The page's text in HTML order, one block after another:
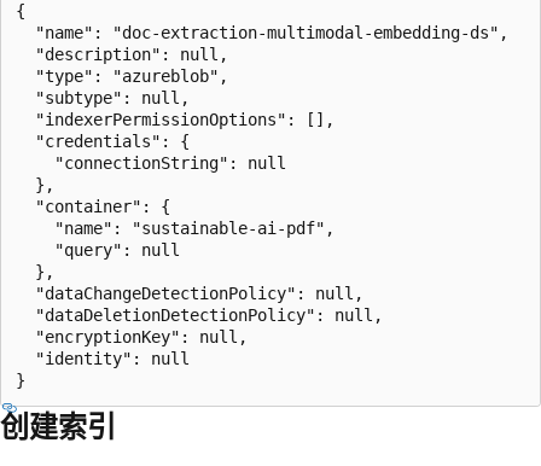
{
  "name": "doc-extraction-multimodal-embedding-ds",
  "description": null,
  "type": "azureblob",
  "subtype": null,
  "indexerPermissionOptions": [],
  "credentials": {
    "connectionString": null
  },
  "container": {
    "name": "sustainable-ai-pdf",
    "query": null
  },
  "dataChangeDetectionPolicy": null,
  "dataDeletionDetectionPolicy": null,
  "encryptionKey": null,
  "identity": null
创建索引